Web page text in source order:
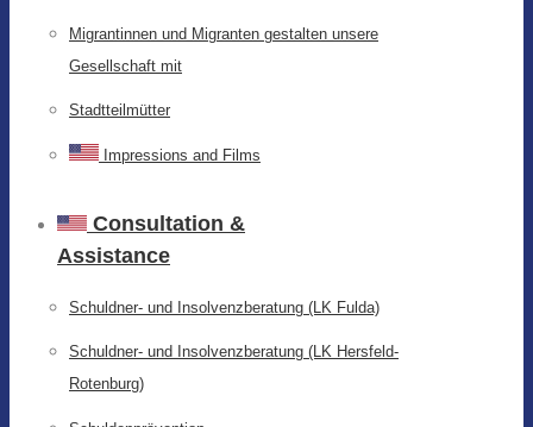
Migrantinnen und Migranten gestalten unsere
Gesellschaft mit
Stadtteilmütter
Impressions and Films
Consultation &
Assistance
Schuldner- und Insolvenzberatung (LK Fulda)
Schuldner- und Insolvenzberatung (LK Hersfeld-
Rotenburg)